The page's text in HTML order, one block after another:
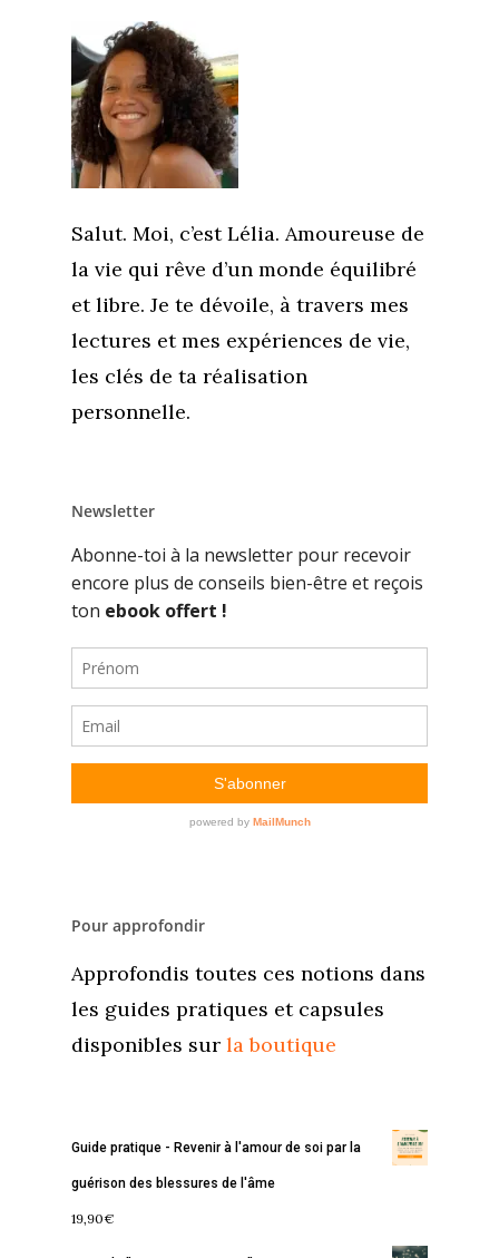
Salut. Moi, c’est Lélia. Amoureuse de
la vie qui rêve d’un monde équilibré
et libre. Je te dévoile, à travers mes
lectures et mes expériences de vie,
les clés de ta réalisation
personnelle.
Newsletter
Pour approfondir
Approfondis toutes ces notions dans
les guides pratiques et capsules
disponibles sur la boutique
Guide pratique - Revenir à l'amour de soi par la
guérison des blessures de l'âme
19,90€